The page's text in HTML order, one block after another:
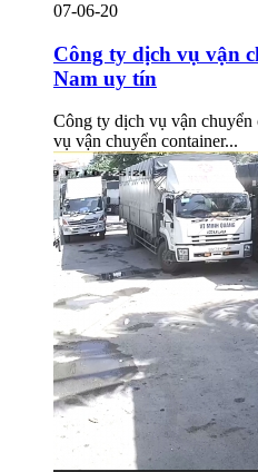
07-06-20
Công ty dịch vụ vận
Nam uy tín
Công ty dịch vụ vận
vụ vận chuyển container...